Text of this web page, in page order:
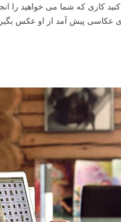
کاری که شما می خواهید را
عکاسی پیش آمد از او عکس